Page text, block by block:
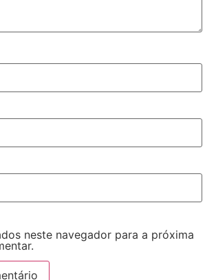
neste navegador para a próxima